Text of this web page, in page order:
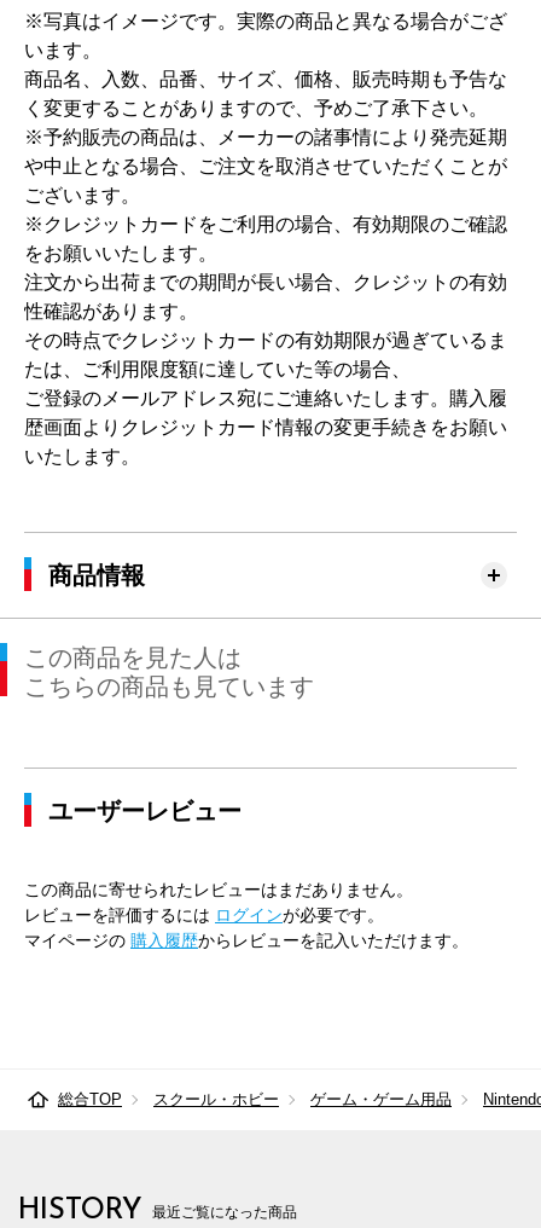
※写真はイメージです。実際の商品と異なる場合がござ
います。
商品名、入数、品番、サイズ、価格、販売時期も予告な
く変更することがありますので、予めご了承下さい。
※予約販売の商品は、メーカーの諸事情により発売延期
や中止となる場合、ご注文を取消させていただくことが
ございます。
※クレジットカードをご利用の場合、有効期限のご確認
をお願いいたします。
注文から出荷までの期間が長い場合、クレジットの有効
性確認があります。
その時点でクレジットカードの有効期限が過ぎているま
たは、ご利用限度額に達していた等の場合、
ご登録のメールアドレス宛にご連絡いたします。購入履
歴画面よりクレジットカード情報の変更手続きをお願い
いたします。
商品情報
この商品を見た人は
こちらの商品も見ています
ユーザーレビュー
この商品に寄せられたレビューはまだありません。
レビューを評価するには ログインが必要です。
マイページの 購入履歴からレビューを記入いただけます。
総合TOP スクール・ホビー ゲーム・ゲーム用品
HISTORY 最近ご覧になった商品